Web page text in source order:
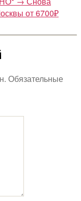
от 6700₽
Обязательные